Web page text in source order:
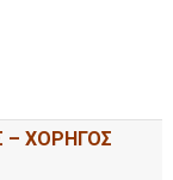
– ΧΟΡΗΓΟΣ